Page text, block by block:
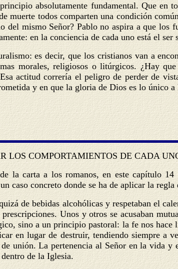
absolutamente fundamental. Que en
todos comparten una condición
del mismo Señor? Pablo no aspira a que
en la conciencia de cada uno está el
es decir, que los cristianos van a
morales, religiosos o litúrgicos. ¿Hay
actitud correría el peligro de perder de
y en que la gloria de Dios es lo único a
LOS COMPORTAMIENTOS DE CADA
la carta a los romanos, en este capítulo
caso concreto donde se ha de aplicar la
de bebidas alcohólicas y respetaban el
Unos y otros se acusaban
sino a un principio pastoral: la fe nos hace
en lugar de destruir, tendiendo siempre a
unión. La pertenencia al Señor en la vida
de la Iglesia.